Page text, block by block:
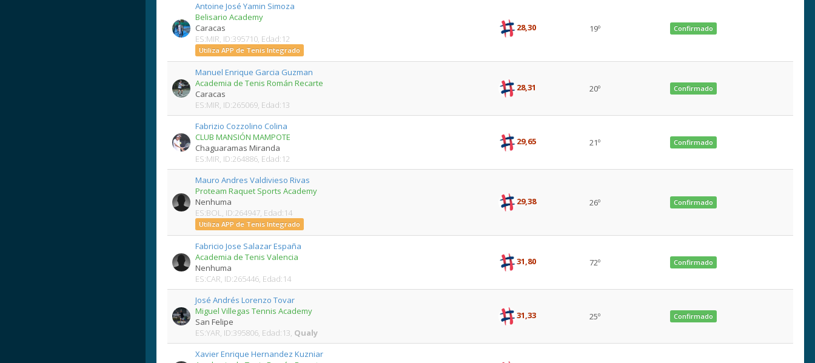
Antoine José Yamin Simoza
Belisario Academy
Caracas
ES:MIR, ID:395710, Edad:12
Utiliza APP de Tenis Integrado
28,30 19º Confirmado
Manuel Enrique Garcia Guzman
Academia de Tenis Román Recarte
Caracas
ES:MIR, ID:265069, Edad:13
28,31 20º Confirmado
Fabrizio Cozzolino Colina
CLUB MANSIÓN MAMPOTE
Chaguaramas Miranda
ES:MIR, ID:264886, Edad:12
29,65 21º Confirmado
Mauro Andres Valdivieso Rivas
Proteam Raquet Sports Academy
Nenhuma
ES:BOL, ID:264947, Edad:14
Utiliza APP de Tenis Integrado
29,38 26º Confirmado
Fabricio Jose Salazar España
Academia de Tenis Valencia
Nenhuma
ES:CAR, ID:265446, Edad:14
31,80 72º Confirmado
José Andrés Lorenzo Tovar
Miguel Villegas Tennis Academy
San Felipe
ES:YAR, ID:395806, Edad:13, Qualy
31,33 25º Confirmado
Xavier Enrique Hernandez Kuzniar